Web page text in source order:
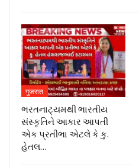
गुजरात
ભરતનાટ્યમથી ભારતીય
સંસ્કૃતિને આકાર આપતી
એક પ્રતીભા એટલે કે‌ કુ.
હેતલ…